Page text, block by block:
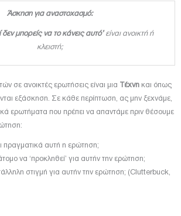
Άσκηση για αναστοχασμό:
δεν μπορείς να το κάνεις αυτό’ είναι ανοικτή ή
κλειστή;
σε ανοικτές ερωτήσεις είναι μια Τέχνη και όπως
εξάσκηση. Σε κάθε περίπτωση, ας μην ξεχνάμε,
ερωτήματα που πρέπει να απαντάμε πριν θέσουμε
πραγματικά αυτή η ερώτηση;
να ‘προκληθεί’ για αυτήν την ερώτηση;
στιγμή για αυτήν την ερώτηση; (Clutterbuck,